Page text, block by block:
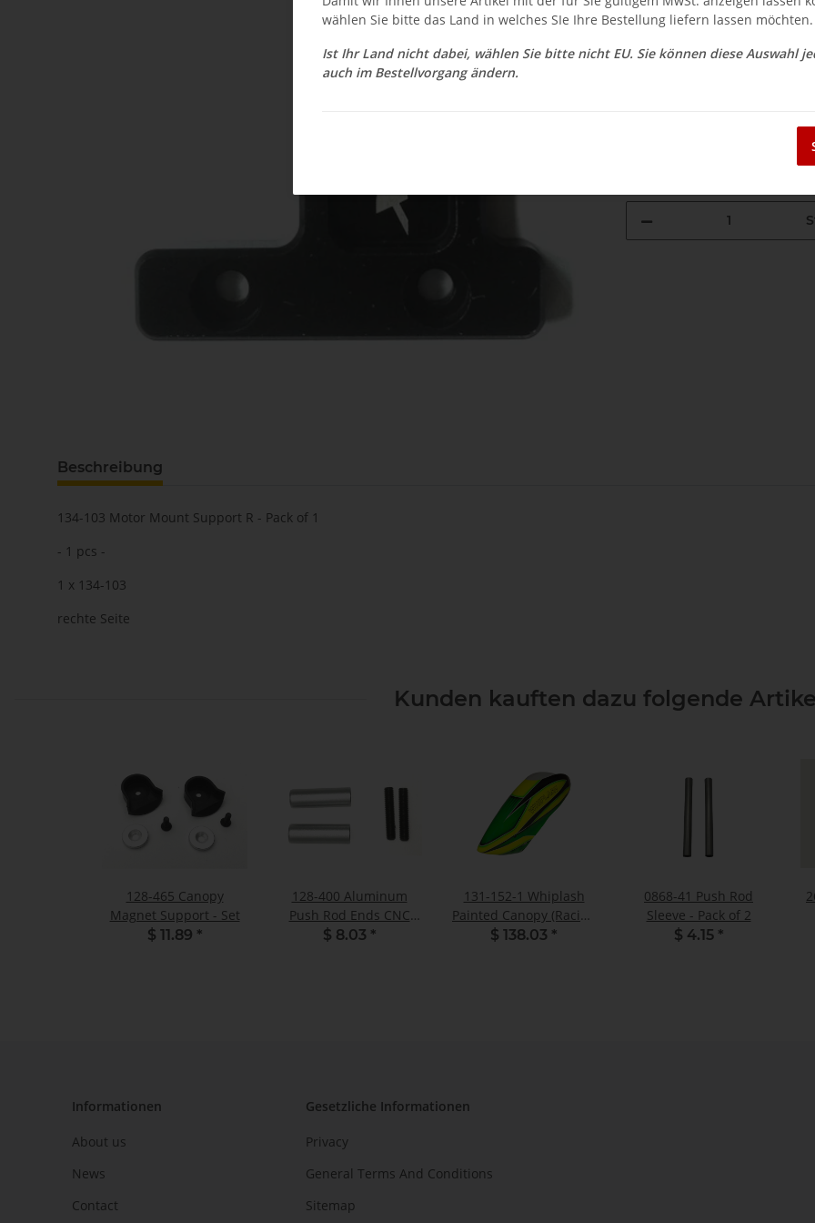
$ 11.29
inkl. 19% USt. , zzgl.Versand
(DE -
Beschreibung
134-103 Motor Mount Support R - Pack of 1
- 1 pcs -
1 x 134-103
rechte Seite
Kunden kauften dazu folgende
128-465 Canopy
Magnet Support - Set
$ 11.89 *
128-400 Aluminum
Push Rod Ends CNC
Machined - Set
$ 8.03 *
131-152-1 Whiplash
Painted Canopy (Racing
Green) - Pack of 1
$ 138.03 *
0868-41 Push Rod
Sleeve - Pack of 2
$ 4.15 *
Informationen
About us
News
Contact
Gesetzliche Informationen
Privacy
General Terms And Conditions
Sitemap
wählen Sie bitte das Land in welches SIe Ihre Bestellung liefern lassen möchten.
Ist Ihr Land nicht dabei, wählen Sie bitte nicht EU. Sie können diese Auswahl
auch im Bestellvorgang ändern.